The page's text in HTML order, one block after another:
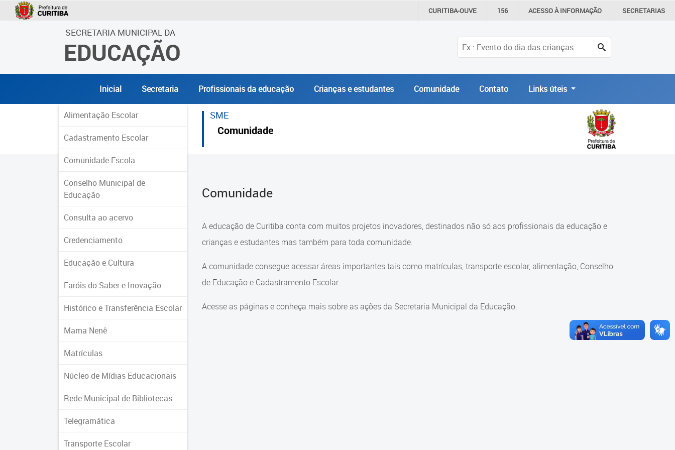
CURITIBA-OUVE 156 ACESSO ÀINFORMAÇÃO SECRETARIAS
SECRETARIA MUNICIPAL DA
EDUCAÇÃO
Inicial Secretaria Profissionais da educação Crianças e estudantes Comunidade Contato Links úteis
Alimentação Escolar
Cadastramento Escolar
Comunidade Escola
Conselho Municipal de
Educação
Consulta ao acervo
Credenciamento
Educação e Cultura
Faróis do Saber e Inovação
Histórico e Transferência Escolar
Mama Nenê
Matrículas
Núcleo de Mídias Educacionais
Rede Municipal de Bibliotecas
Telegramática
Transporte Escolar
SME
Comunidade
Comunidade
A educação de Curitiba conta com muitos projetos inovadores, destinados não só aos profissionais da educação e
crianças e estudantes mas também para toda comunidade.
A comunidade consegue acessar áreas importantes tais como matrículas, transporte escolar, alimentação, Conselho
de Educação e Cadastramento Escolar.
Acesse as páginas e conheça mais sobre as ações da Secretaria Municipal da Educação.